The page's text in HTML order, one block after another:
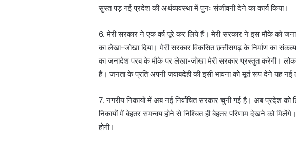
सुस्त पड़ गई प्रदेश की अर्थव्यवस्था में पुनः संजीवनी देने का कार्य किया।
6. मेरी सरकार ने एक वर्ष पूरे कर लिये हैं। मेरी सरकार ने इस मौके को
का लेखा-जोखा दिया। मेरी सरकार विकसित छत्तीसगढ़ के निर्माण का
का जनादेश परब के मौके पर लेखा-जोखा मेरी सरकार प्रस्तुत करेगी।
है। जनता के प्रति अपनी जवाबदेही की इसी भावना को मूर्त रूप देने यह
7. नगरीय निकायों में अब नई निर्वाचित सरकार चुनी गई है। अब प्रदेश
निकायों में बेहतर समन्वय होने से निश्चित ही बेहतर परिणाम देखने को
होगी।